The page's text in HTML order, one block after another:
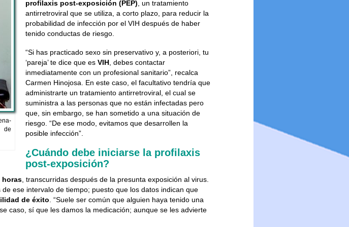
de
profilaxis post-exposición (PEP) , un tratamiento
antirretroviral que se utiliza, a corto plazo, para reducir la
probabilidad de infección por el VIH después de haber
tenido conductas de riesgo.
“Si has practicado sexo sin preservativo y, a posteriori, tu
‘pareja’ te dice que es VIH, debes contactar
inmediatamente con un profesional sanitario”, recalca
Carmen Hinojosa. En este caso, el facultativo tendría que
administrarte un tratamiento antirretroviral, el cual se
suministra a las personas que no están infectadas pero
que, sin embargo, se han sometido a una situación de
riesgo. “De ese modo, evitamos que desarrollen la
posible infección”.
¿Cuándo debe iniciarse la profilaxis
post-exposición?
horas, transcurridas después de la presunta exposición al virus.
ese intervalo de tiempo; puesto que los datos indican que
de éxito . “Suele ser común que alguien haya tenido una
caso, sí que les damos la medicación; aunque se les advierte